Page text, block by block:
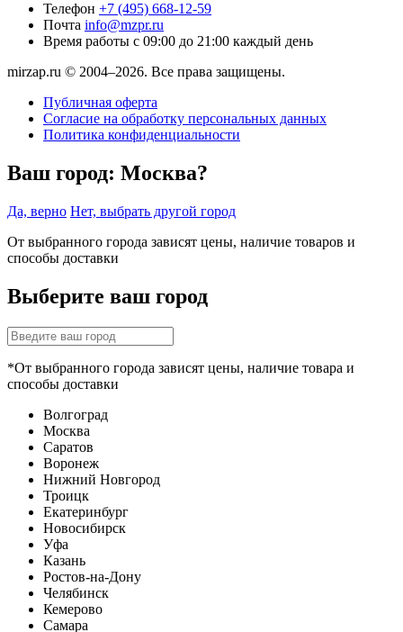
Телефон +7 (495) 668-12-59
Почта info@mzpr.ru
Время работы с 09:00 до 21:00 каждый день
mirzap.ru © 2004–2026. Все права защищены.
Публичная оферта
Согласие на обработку персональных данных
Политика конфиденциальности
Ваш город: Москва?
Да, верно Нет, выбрать другой город
От выбранного города зависят цены, наличие товаров и
способы доставки
Выберите ваш город
*От выбранного города зависят цены, наличие товара и
способы доставки
Волгоград
Москва
Саратов
Воронеж
Нижний Новгород
Троицк
Екатеринбург
Новосибирск
Уфа
Казань
Ростов-на-Дону
Челябинск
Кемерово
Самара